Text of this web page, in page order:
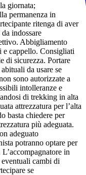
giornata;
permanenza in
ritenga di aver
indossare
Abbigliamento
e cappello. Consigliati
di sicurezza. Portare
da usare se
sono autorizzate a
intolleranze e
di trekking in alta
attrezzatura per l’alta
basta chiedere per
più adeguata.
adeguato
potranno optare per
in
cambi di
se